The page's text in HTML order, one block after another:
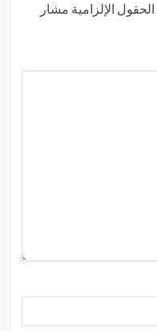
الحقول الإلزامية مشار